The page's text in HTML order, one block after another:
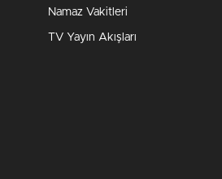
Namaz Vakitleri
TV Yayın Akışları